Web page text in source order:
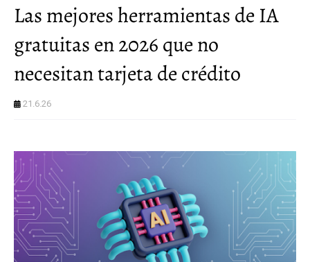
Las mejores herramientas de IA
gratuitas en 2026 que no
necesitan tarjeta de crédito
21.6.26